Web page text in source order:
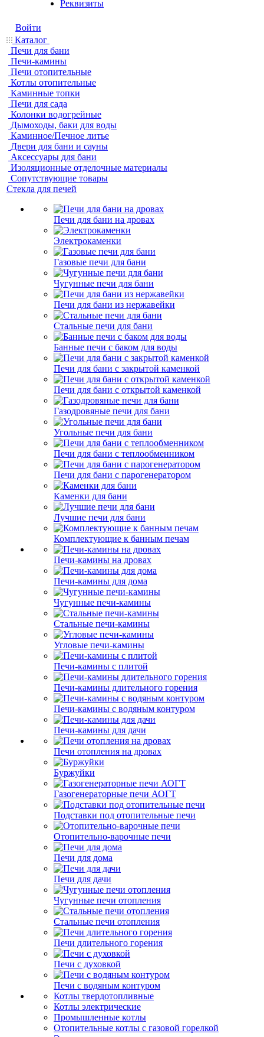
Реквизиты
Войти
Каталог
Печи для бани
Печи-камины
Печи отопительные
Котлы отопительные
Каминные топки
Печи для сада
Колонки водогрейные
Дымоходы, баки для воды
Каминное/Печное литье
Двери для бани и сауны
Аксессуары для бани
Изоляционные отделочные материалы
Сопутствующие товары
Стекла для печей
Печи для бани на дровах
Электрокаменки
Газовые печи для бани
Чугунные печи для бани
Печи для бани из нержавейки
Стальные печи для бани
Банные печи с баком для воды
Печи для бани с закрытой каменкой
Печи для бани с открытой каменкой
Газодровяные печи для бани
Угольные печи для бани
Печи для бани с теплообменником
Печи для бани с парогенератором
Каменки для бани
Лучшие печи для бани
Комплектующие к банным печам
Печи-камины на дровах
Печи-камины для дома
Чугунные печи-камины
Стальные печи-камины
Угловые печи-камины
Печи-камины с плитой
Печи-камины длительного горения
Печи-камины с водяным контуром
Печи-камины для дачи
Печи отопления на дровах
Буржуйки
Газогенераторные печи АОГТ
Подставки под отопительные печи
Отопительно-варочные печи
Печи для дома
Печи для дачи
Чугунные печи отопления
Стальные печи отопления
Печи длительного горения
Печи с духовкой
Печи с водяным контуром
Котлы твердотопливные
Котлы электрические
Промышленные котлы
Отопительные котлы с газовой горелкой